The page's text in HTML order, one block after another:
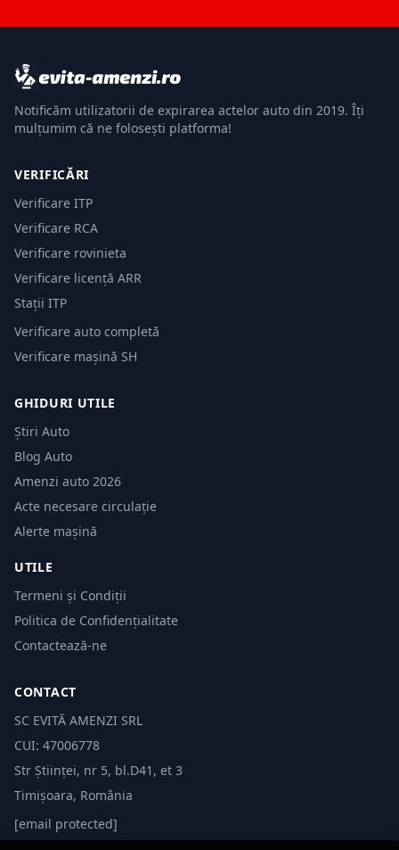
Notificăm utilizatorii de expirarea actelor auto din 2019. Îți
mulțumim că ne folosești platforma!
VERIFICĂRI
Verificare ITP
Verificare RCA
Verificare rovinieta
Verificare licență ARR
Stații ITP
Verificare auto completă
Verificare mașină SH
GHIDURI UTILE
Știri Auto
Blog Auto
Amenzi auto 2026
Acte necesare circulație
Alerte mașină
UTILE
Termeni și Condiții
Politica de Confidențialitate
Contactează-ne
CONTACT
SC EVITĂ AMENZI SRL
CUI: 47006778
Str Științei, nr 5, bl.D41, et 3
Timișoara, România
[email protected]